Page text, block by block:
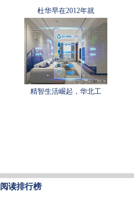
杜华早在2012年就
精智生活崛起，华北工
阅读排行榜